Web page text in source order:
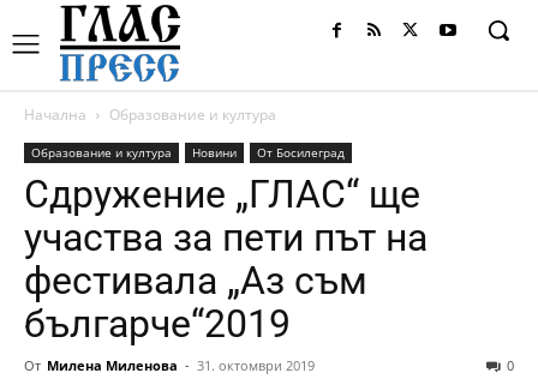
Начална Образование и култура
Образование и култура Новини От Босилеград
Сдружение „ГЛАС“ ще
участва за пети път на
фестивала „Аз съм
българче“2019
От Милена Миленова - 31. октомври 2019 0